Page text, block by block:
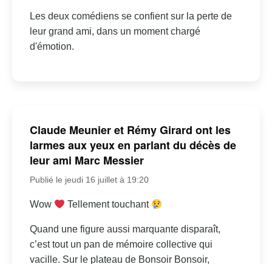
Les deux comédiens se confient sur la perte de
leur grand ami, dans un moment chargé
d'émotion.
Claude Meunier et Rémy Girard ont les
larmes aux yeux en parlant du décès de
leur ami Marc Messier
Publié le jeudi 16 juillet à 19:20
Wow Tellement touchant
Quand une figure aussi marquante disparaît,
c’est tout un pan de mémoire collective qui
vacille. Sur le plateau de Bonsoir Bonsoir,